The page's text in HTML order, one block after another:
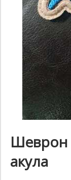
Шеврон
акула